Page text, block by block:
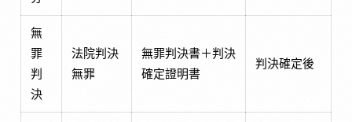
無
罪
判
決
法院判決
無罪
無罪判決書＋判決
確定證明書
判決確定後